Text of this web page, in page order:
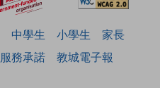
中學生 小學生
家長
服務承諾 教城電子報